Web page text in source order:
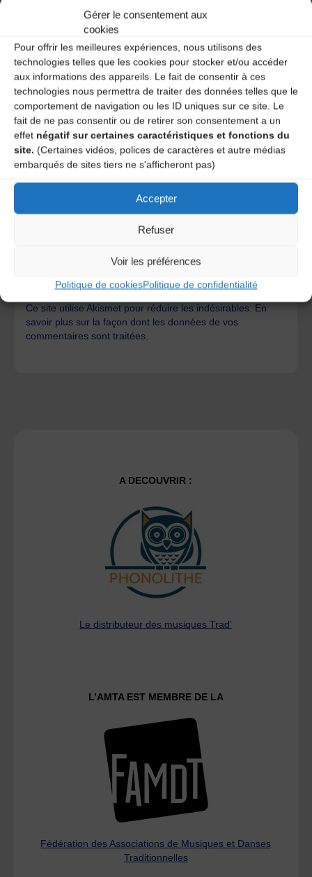
Gérer le consentement aux
cookies
Pour offrir les meilleures expériences, nous utilisons des
technologies telles que les cookies pour stocker et/ou accéder
aux informations des appareils. Le fait de consentir à ces
technologies nous permettra de traiter des données telles que le
comportement de navigation ou les ID uniques sur ce site. Le
fait de ne pas consentir ou de retirer son consentement a un
effet négatif sur certaines caractéristiques et fonctions du
site. (Certaines vidéos, polices de caractères et autre médias
embarqués de sites tiers ne s'afficheront pas)
Accepter
Refuser
Voir les préférences
Politique de cookiesPolitique de confidentialité
time I post a comment.
Ce site utilise Akismet pour réduire les indésirables. En
savoir plus sur la façon dont les données de vos
commentaires sont traitées.
A DECOUVRIR :
Le distributeur des musiques Trad'
L’AMTA EST MEMBRE DE LA
Fédération des Associations de Musiques et Danses
Traditionnelles